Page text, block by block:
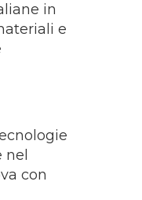
in
e
con